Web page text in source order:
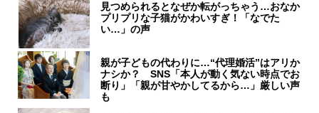
見つめられるとなぜか転がっちゃう…おなか
プリプリな子猫がかわいすぎ！「なでた
い…」の声
親が子どもの代わりに…“代理婚活”はアリか
ナシか？ SNS「本人が動く気ない時点でお
断り」「親が甘やかしてるから…」厳しい声
も